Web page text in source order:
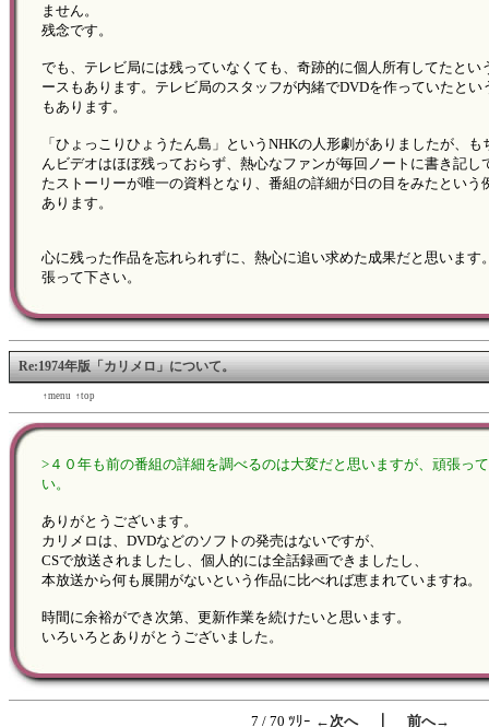
ません。
残念です。
でも、テレビ局には残っていなくても、奇跡的に個人所有してたとい
ースもあります。テレビ局のスタッフが内緒でDVDを作っていたとい
もあります。
「ひょっこりひょうたん島」というNHKの人形劇がありましたが、も
んビデオはほぼ残っておらず、熱心なファンが毎回ノートに書き記し
たストーリーが唯一の資料となり、番組の詳細が日の目をみたという
あります。
心に残った作品を忘れられずに、熱心に追い求めた成果だと思います
張って下さい。
Re:1974年版「カリメロ」について。
↑menu ↑top
>４０年も前の番組の詳細を調べるのは大変だと思いますが、頑張っ
い。
ありがとうございます。
カリメロは、DVDなどのソフトの発売はないですが、
CSで放送されましたし、個人的には全話録画できましたし、
本放送から何も展開がないという作品に比べれば恵まれていますね。
時間に余裕ができ次第、更新作業を続けたいと思います。
いろいろとありがとうございました。
7 / 70 ﾂﾘｰ ←次へ｜ 前へ→